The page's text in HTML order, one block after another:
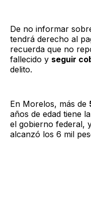
De no informar
tendrá derecho al
recuerda que no
fallecido y seguir
delito.
En Morelos, más de
años de edad tiene
el gobierno federal,
alcanzó los 6 mil